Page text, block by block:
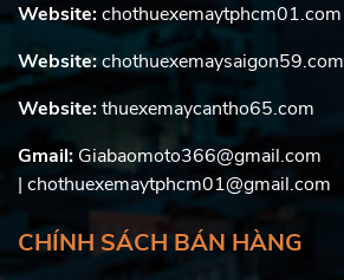
Website:chothuexemaytphcm01.com
Website:chothuexemaysaigon59.com
Website:thuexemaycantho65.com
Gmail: Giabaomoto366@gmail.com
| chothuexemaytphcm01@gmail.com
CHÍNH SÁCH BÁN HÀNG